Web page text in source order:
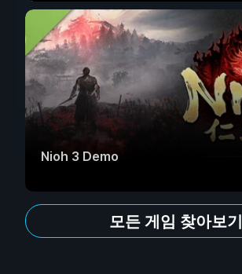
Nioh 3 Demo
모든 게임 찾아보기